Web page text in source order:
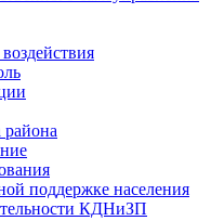
района
поддержке населения
КДНиЗП